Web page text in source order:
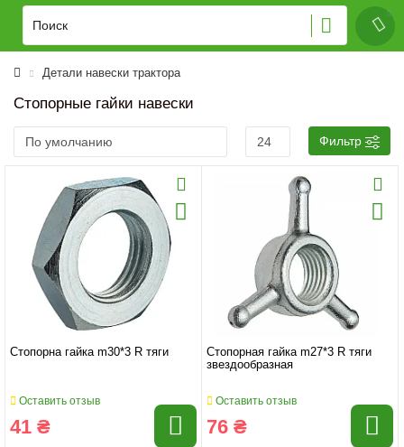
Детали навески трактора
Стопорные гайки навески
Фильтр
Стопорна гайка m30*3 R тяги
Оставить отзыв
41 ₴
Стопорная гайка m27*3 R тяги
звездообразная
Оставить отзыв
76 ₴